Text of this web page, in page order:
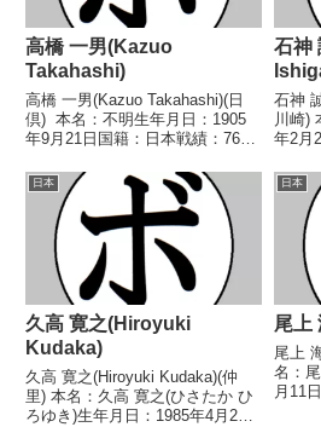
高橋 一男(Kazuo
Takahashi)
高橋 一男(Kazuo Takahashi)(日
倶) 本名：不明生年月日：1905
年9月21日国籍：日本戦績：76戦
トル】第2代(戦前)日本フェザー
級王者 【戦歴】1924/07/13
△10R...
石神
石神
川崎)
年2月
歴】
幸夫(
●4...
日本
久高 寛之(Hiroyuki
Kudaka)
久高 寛之(Hiroyuki Kudaka)(仲
里) 本名：久高 寛之(ひさたか ひ
ろゆき)生年月日：1985年4月2日
日本
尾上
尾上
名：
月11